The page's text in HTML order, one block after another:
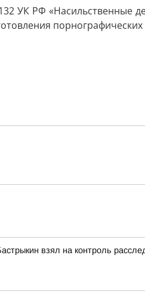
УК РФ «Насильственные
взял на контроль